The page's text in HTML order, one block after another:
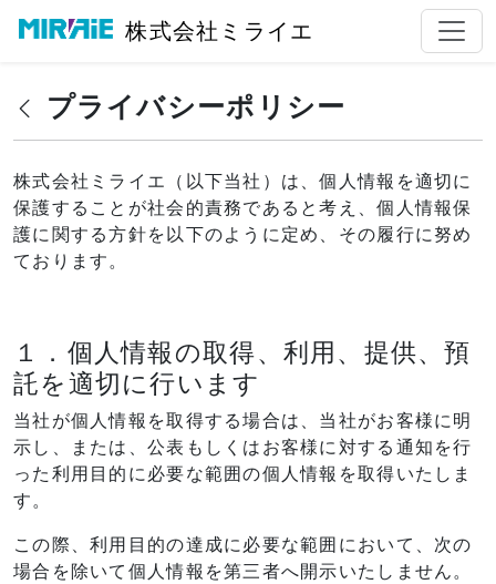
株式会社ミライエ
プライバシーポリシー
株式会社ミライエ（以下当社）は、個人情報を適切に
保護することが社会的責務であると考え、個人情報保
護に関する方針を以下のように定め、その履行に努め
ております。
１．個人情報の取得、利用、提供、預
託を適切に行います
当社が個人情報を取得する場合は、当社がお客様に明
示し、または、公表もしくはお客様に対する通知を行
った利用目的に必要な範囲の個人情報を取得いたしま
す。
この際、利用目的の達成に必要な範囲において、次の
場合を除いて個人情報を第三者へ開示いたしません。